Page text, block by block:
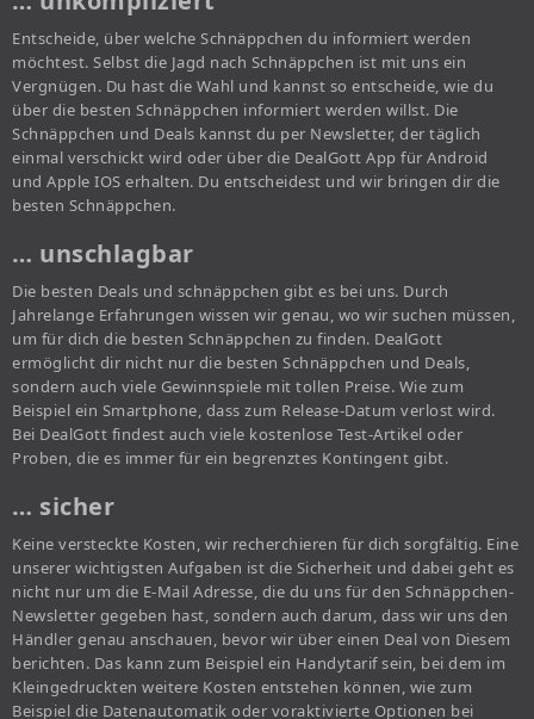
Entscheide, über welche Schnäppchen du informiert werden
möchtest. Selbst die Jagd nach Schnäppchen ist mit uns ein
Vergnügen. Du hast die Wahl und kannst so entscheide, wie du
über die besten Schnäppchen informiert werden willst. Die
Schnäppchen und Deals kannst du per Newsletter, der täglich
einmal verschickt wird oder über die DealGott App für Android
und Apple IOS erhalten. Du entscheidest und wir bringen dir die
besten Schnäppchen.
… unschlagbar
Die besten Deals und schnäppchen gibt es bei uns. Durch
Jahrelange Erfahrungen wissen wir genau, wo wir suchen müssen,
um für dich die besten Schnäppchen zu finden. DealGott
ermöglicht dir nicht nur die besten Schnäppchen und Deals,
sondern auch viele Gewinnspiele mit tollen Preise. Wie zum
Beispiel ein Smartphone, dass zum Release-Datum verlost wird.
Bei DealGott findest auch viele kostenlose Test-Artikel oder
Proben, die es immer für ein begrenztes Kontingent gibt.
… sicher
Keine versteckte Kosten, wir recherchieren für dich sorgfältig. Eine
unserer wichtigsten Aufgaben ist die Sicherheit und dabei geht es
nicht nur um die E-Mail Adresse, die du uns für den Schnäppchen-
Newsletter gegeben hast, sondern auch darum, dass wir uns den
Händler genau anschauen, bevor wir über einen Deal von Diesem
berichten. Das kann zum Beispiel ein Handytarif sein, bei dem im
Kleingedruckten weitere Kosten entstehen können, wie zum
Beispiel die Datenautomatik oder voraktivierte Optionen bei